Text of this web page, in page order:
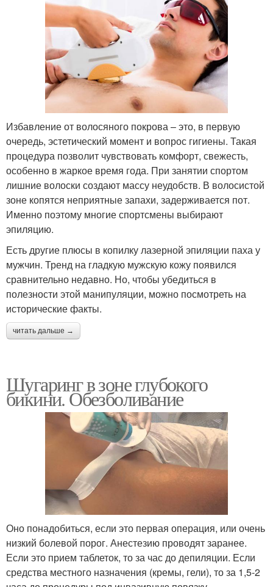
Избавление от волосяного покрова – это, в первую
очередь, эстетический момент и вопрос гигиены. Такая
процедура позволит чувствовать комфорт, свежесть,
особенно в жаркое время года. При занятии спортом
лишние волоски создают массу неудобств. В волосистой
зоне копятся неприятные запахи, задерживается пот.
Именно поэтому многие спортсмены выбирают
эпиляцию.
Есть другие плюсы в копилку лазерной эпиляции паха у
мужчин. Тренд на гладкую мужскую кожу появился
сравнительно недавно. Но, чтобы убедиться в
полезности этой манипуляции, можно посмотреть на
исторические факты.
читать дальше →
Шугаринг в зоне глубокого
бикини. Обезболивание
Оно понадобиться, если это первая операция, или очень
низкий болевой порог. Анестезию проводят заранее.
Если это прием таблеток, то за час до депиляции. Если
средства местного назначения (кремы, гели), то за 1,5-2